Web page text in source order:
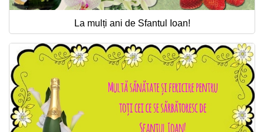
La mulți ani de Sfantul Ioan!